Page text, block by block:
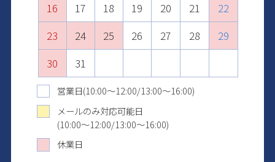
16
17 18 19 20 21
22
23
24 25 26 27 28
29
30
31
20
21 22 23 24 25
26
27
28 29 30
18
19 20 21 22 23
24
25
26 27 28 29 30 31
22
23 24 25 26 27
28
29
30
20
21 22 23 24 25
26
27
28 29 30 31
17
18 19 20 21 22
23
24
25 26 27 28 29
30
31
営業日(10:00～12:00/13:00～16:00)
メールのみ対応可能日
(10:00～12:00/13:00～16:00)
休業日